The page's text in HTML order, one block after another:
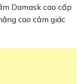
Damask cao cấp
cao cảm giác